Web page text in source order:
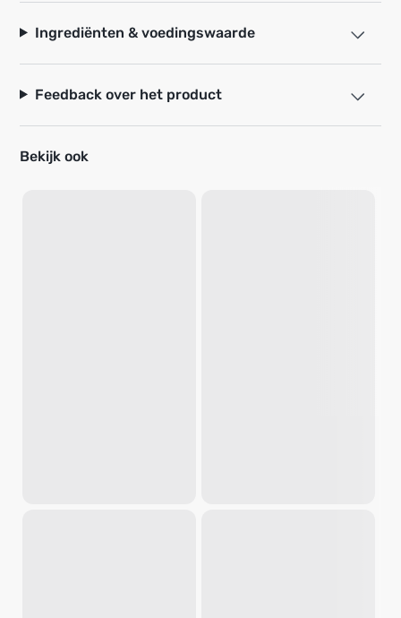
Ingrediënten & voedingswaarde
Feedback over het product
Bekijk ook